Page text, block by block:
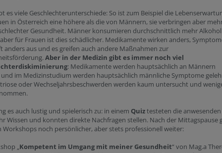
es viele Geschlechterunterschiede: So ist zum Beispiel die
in Österreich eine höhere als die von Männern, sie verbringen aber
Gesundheit. Männer konsumieren durchschnittlich mehr
für Frauen ist dies schädlicher. Medikamente wirken anders,
anders aus und es greifen auch andere Maßnahmen zur
Aber in der Medizin gibt es immer noch viel
: Medikamente werden hauptsächlich an Männern
im Medizinstudium werden hauptsächlich männliche Symptome
oder Wechseljahrsbeschwerden werden kaum untersucht und
es auch lustig und spielerisch zu: in einem Quiztesteten die anwesenden
Wissen und konnten direkte Nachfragen stellen. Nach der Mittagspause
Workshops noch persönlicher, aber stets professionell weiter:
„Kompetent im Umgang mit meiner Gesundheit“ von Mag.a